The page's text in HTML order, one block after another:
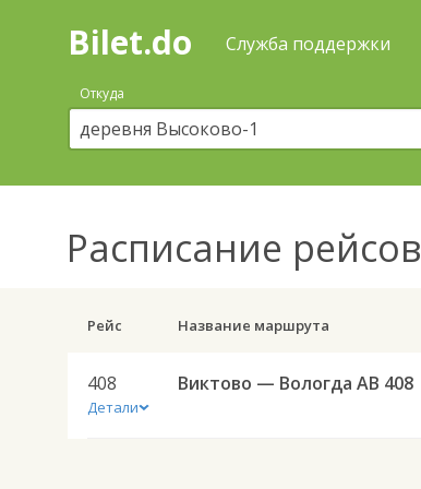
Поиск
покупка
билетов
автобус
онлайн
Bilet.do Служба поддержки
Откуда
Расписание рейсов
Рейс Название маршрута
408
Детали
Виктово — Вологда АВ 408